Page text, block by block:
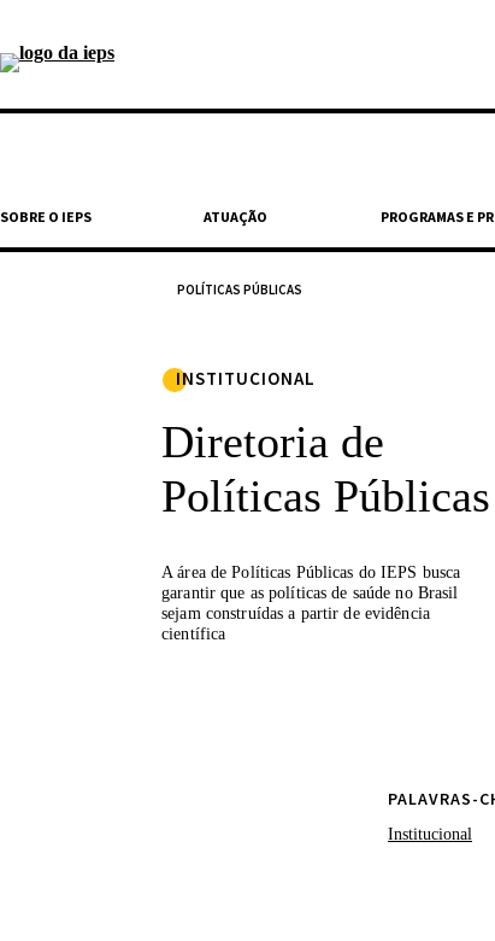
SOBRE O IEPS ATUAÇÃO PROGRAMAS E
POLÍTICAS PÚBLICAS
A cúpula menor, voltada para baixo, abriga o
INSTITUCIONAL
Diretoria de
Políticas Públicas
A área de Políticas Públicas do IEPS busca
garantir que as políticas de saúde no Brasil
sejam construídas a partir de evidência
científica
A área de
Brasil, em
científica.
e fomento
federal e
qualidade
PALAVRAS-
Institucional